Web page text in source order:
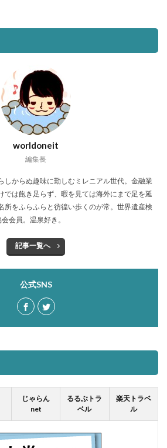
worldoneit
編集長
しからぬ趣味に勤しむミレニアル世代。金融業
では飽き足らず、暇を見ては海外にまで足を延
所をふらふらと彷徨い歩くのが常。世界遺産検
会員。温泉好き。
記事一覧へ
公式SNS
じゃらん
net
るるぶトラ
ベル
楽天トラベ
ル